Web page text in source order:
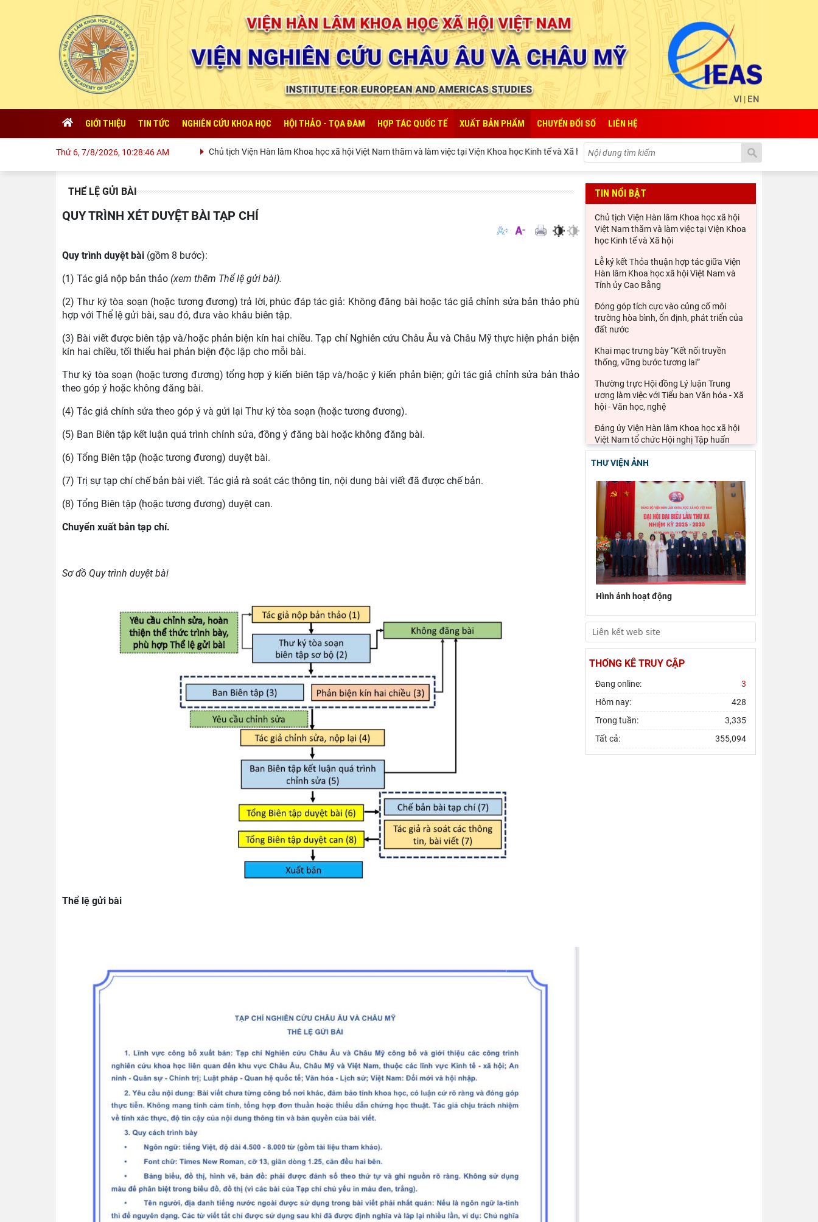
VI | EN
GIỚI THIỆU TIN TỨC NGHIÊN CỨU KHOA HỌC HỘI THẢO - TỌA ĐÀM HỢP TÁC QUỐC TẾ XUẤT BẢN PHẨM CHUYỂN ĐỔI SỐ LIÊN HỆ
Thứ 6, 7/8/2026, 10:28:48 AM Chủ tịch Viện Hàn lâm Khoa học xã hội Việt Nam thăm và làm việc tại Viện Khoa học Kinh tế và Xã hội Quốc gia Lào Lễ ký kết Thỏa thuận hợp tác giữa Viện
THỂ LỆ GỬI BÀI
QUY TRÌNH XÉT DUYỆT BÀI TẠP CHÍ
Quy trình duyệt bài (gồm 8 bước):
(1) Tác giả nộp bản thảo (xem thêm Thể lệ gửi bài).
(2) Thư ký tòa soạn (hoặc tương đương) trả lời, phúc đáp tác giả: Không đăng bài hoặc tác giả chỉnh sửa bản thảo phù
hợp với Thể lệ gửi bài, sau đó, đưa vào khâu biên tập.
(3) Bài viết được biên tập và/hoặc phản biện kín hai chiều. Tạp chí Nghiên cứu Châu Âu và Châu Mỹ thực hiện phản biện
kín hai chiều, tối thiểu hai phản biện độc lập cho mỗi bài.
Thư ký tòa soạn (hoặc tương đương) tổng hợp ý kiến biên tập và/hoặc ý kiến phản biện; gửi tác giả chỉnh sửa bản thảo
theo góp ý hoặc không đăng bài.
(4) Tác giả chỉnh sửa theo góp ý và gửi lại Thư ký tòa soạn (hoặc tương đương).
(5) Ban Biên tập kết luận quá trình chỉnh sửa, đồng ý đăng bài hoặc không đăng bài.
(6) Tổng Biên tập (hoặc tương đương) duyệt bài.
(7) Trị sự tạp chí chế bản bài viết. Tác giả rà soát các thông tin, nội dung bài viết đã được chế bản.
(8) Tổng Biên tập (hoặc tương đương) duyệt can.
Chuyển xuất bản tạp chí.
Sơ đồ Quy trình duyệt bài
Thể lệ gửi bài
TIN NỔI BẬT
Chủ tịch Viện Hàn lâm Khoa học xã hội
Việt Nam thăm và làm việc tại Viện Khoa
học Kinh tế và Xã hội
Lễ ký kết Thỏa thuận hợp tác giữa Viện
Hàn lâm Khoa học xã hội Việt Nam và
Tỉnh ủy Cao Bằng
Đóng góp tích cực vào củng cố môi
trường hòa bình, ổn định, phát triển của
đất nước
Khai mạc trưng bày “Kết nối truyền
thống, vững bước tương lai”
Thường trực Hội đồng Lý luận Trung
ương làm việc với Tiểu ban Văn hóa - Xã
hội - Văn học, nghệ
Đảng ủy Viện Hàn lâm Khoa học xã hội
Việt Nam tổ chức Hội nghị Tập huấn
nghiệp vụ công tác kiểm
với Iran đến an ninh chuỗi cung ứng và
kinh tế vĩ mô của
Lý thuyết thực hành của các học giả
phương Tây và khả năng ứng dụng vào
phát triển du lịch cộng
Đoàn công tác Viện Nghiên cứu Châu Âu
và Châu Mỹ khảo sát thực tế tại thành
phố Hồ Chí Minh
văn hóa Lê Quý Đôn - Di sản và giá trị
thời đại”
THƯ VIỆN ẢNH
Hình ảnh hoạt động
THỐNG KÊ TRUY CẬP
Đang online:
3
Hôm nay:
428
Trong tuần:
3,335
Tất cả:
355,094